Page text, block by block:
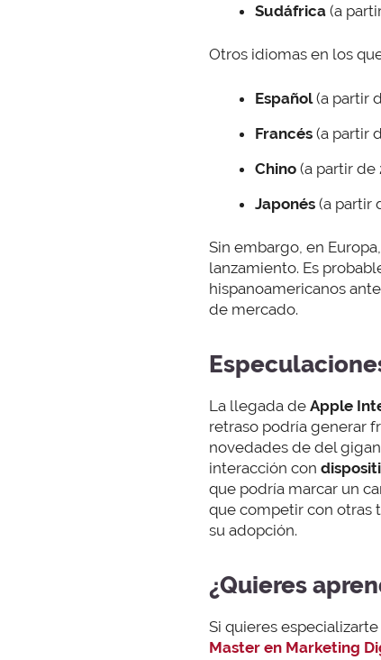
Sudáfrica (a
Otros idiomas en los
Español(a partir
Francés (a partir
Chino (a partir de
Japonés (a partir
Sin embargo, en
lanzamiento. Es
hispanoamericanos
de mercado.
La llegada de Apple
retraso podría generar
novedades de del
interacción con
que podría marcar un
que competir con otras
su adopción.
¿Quieres
Si quieres
Master en Marketing